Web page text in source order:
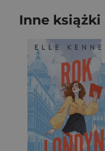
Inne książki